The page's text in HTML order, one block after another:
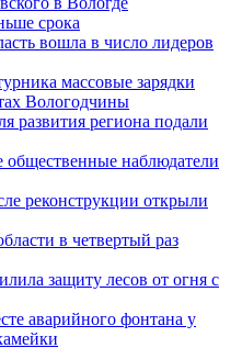
срока
вошла в число лидеров
массовые зарядки
Вологодчины
развития региона подали
наблюдатели
реконструкции открыли
в четвертый раз
защиту лесов от огня с
аварийного фонтана у